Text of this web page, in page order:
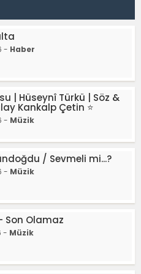
- Haber
| Hüseynî Türkü | Söz &
Kankalp Çetin ⭐
- Müzik
/ Sevmeli mi...?
- Müzik
Son Olamaz
- Müzik